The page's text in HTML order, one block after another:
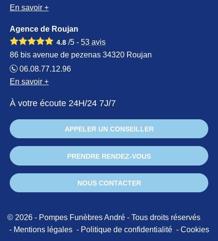
En savoir +
Agence de Roujan
4.8 /5 - 53 avis
86 bis avenue de pezenas 34320 Roujan
06.08.77.12.96
En savoir +
À votre écoute 24H/24 7J/7
APPELER UN CONSEILLER
PRENDRE RENDEZ-VOUS
NOUS CONTACTER
© 2026 - Pompes Funèbres André - Tous droits réservés
Mentions légales
Politique de confidentialité Cookies